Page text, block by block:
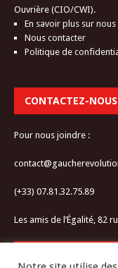
Ouvrière (CIO/CWI).
En savoir plus sur nous
Nous contacter
Politique de
CONTACTEZ-NOUS
Pour nous joindre :
(+33) 07.81.32.75.89
Les amis de l’Égalité, 82